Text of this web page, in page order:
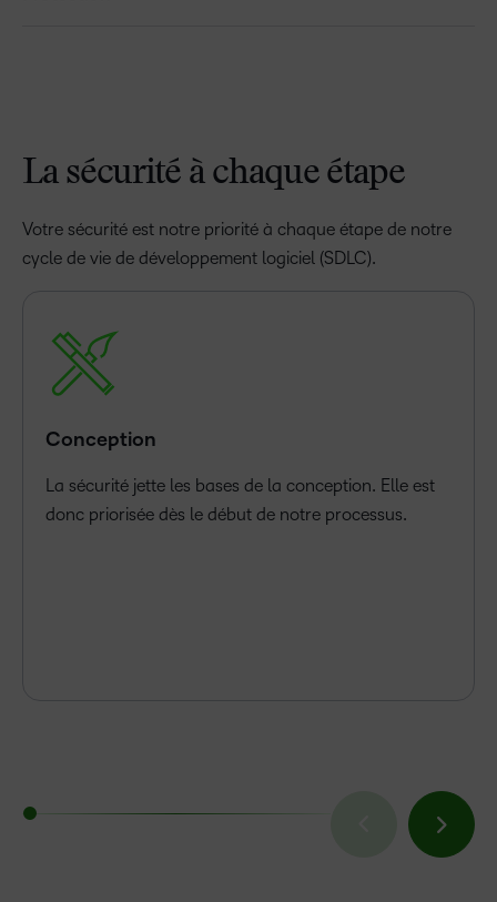
La sécurité à chaque étape
Votre sécurité est notre priorité à chaque étape de notre
cycle de vie de développement logiciel (SDLC).
Conception
La sécurité jette les bases de la conception. Elle est
donc priorisée dès le début de notre processus.